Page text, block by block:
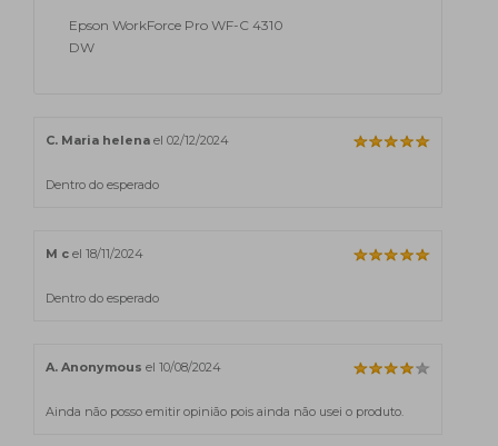
Epson WorkForce Pro WF-C 4310
DW
C. Maria helena el 02/12/2024
Dentro do esperado
M c el 18/11/2024
Dentro do esperado
A. Anonymous el 10/08/2024
Ainda não posso emitir opinião pois ainda não usei o produto.